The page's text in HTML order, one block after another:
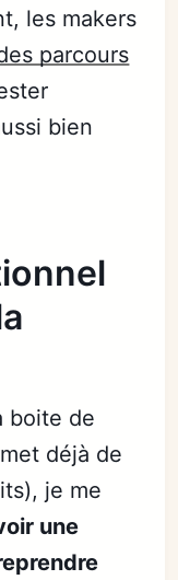
les makers
parcours
bien
boite de
déjà de
je me
une